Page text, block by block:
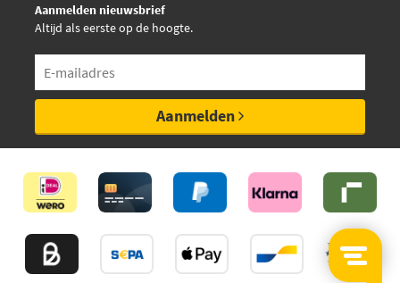
Aanmelden nieuwsbrief
Altijd als eerste op de hoogte.
Aanmelden